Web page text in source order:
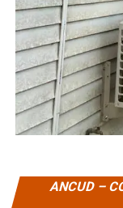
ANCUD –